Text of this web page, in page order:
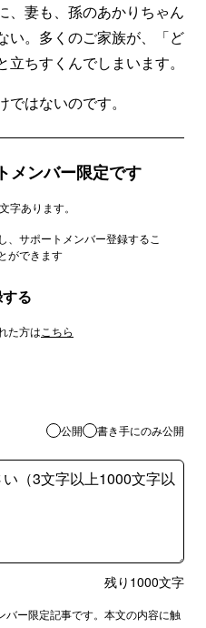
、妻も、孫のあかりちゃん
い。多くのご家族が、「ど
ちすくんでしまいます。
はないのです。
メンバー限定です
字あります。
、サポートメンバー登録するこ
ができます
る
た方は こちら
公開 書き手にのみ公開
残り 1000文字
バー限定記事です。本文の内容に触